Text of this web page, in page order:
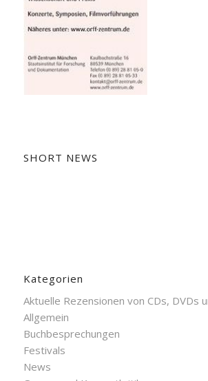
SHORT NEWS
Kategorien
Aktuelle Rezensionen von CDs, DVDs
Allgemein
Buchbesprechungen
Festivals
News